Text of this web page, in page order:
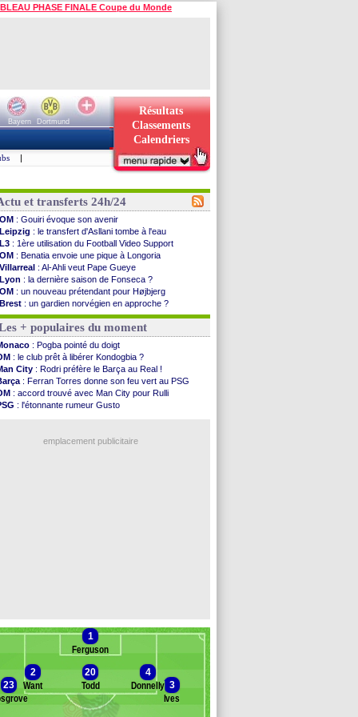
PHASE FINALE Coupe du Monde
Bayern
Dortmund
Résultats
Classements
Calendriers
|
et transferts 24h/24
OM : Gouiri évoque son avenir
Leipzig : le transfert d'Asllani tombe à l'eau
L3 : 1ère utilisation du Football Video Support
OM : Benatia envoie une pique à Longoria
Villarreal : Al-Ahli veut Pape Gueye
Lyon : la dernière saison de Fonseca ?
OM : un nouveau prétendant pour Højbjerg
Brest : un gardien norvégien en approche ?
OM: McCourt a versé 120 M€ en 2026
PSG : 4 retours dans le groupe face à Man Utd ...
Nice: Kevin Carlos va partir en Italie
L1: prison avec sursis requis contre un arbitre
Leganés: c'est signé pour Luca Zidane (off.)
Atletico : Ruggeri en route pour Aston Villa
Monaco: Filipe Luis soutient Biereth
Lyon: Mangala prêté à Getafe (officiel)
PSG : Nsoki va signer en Croatie
: accord avec le Barça pour Rodri ?
+ populaires du moment
: Pogba pointé du doigt
: le club prêt à libérer Kondogbia ?
City : Rodri préfère le Barça au Real !
: Ferran Torres donne son feu vert au PSG
: accord trouvé avec Man City pour Rulli
: l'étonnante rumeur Gusto
emplacement publicitaire
1
Ferguson
2
Want
20
Todd
4
Donnelly
23
3
Ives